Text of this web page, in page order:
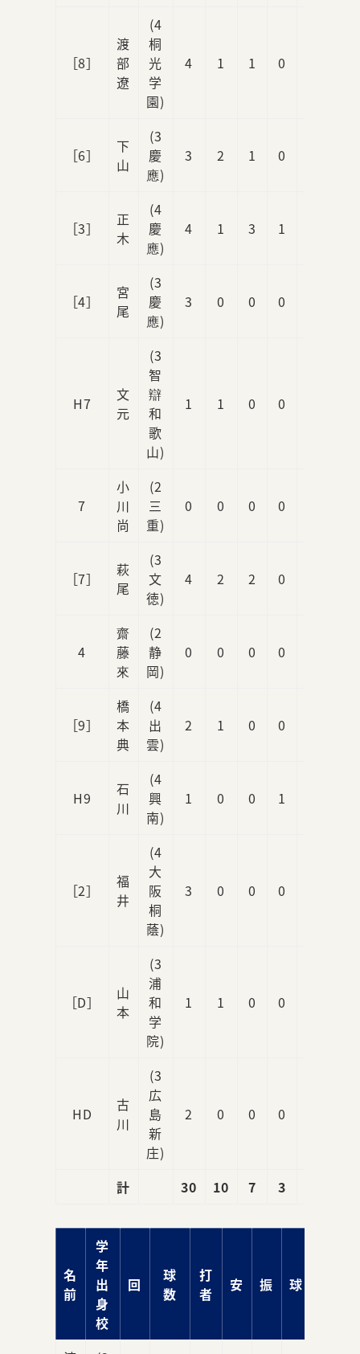
［8］
渡
部
遼
(4
桐
光
学
園)
4 1 1 0
［6］
下
山
(3
慶
應)
3 2 1 0
［3］
正
木
(4
慶
應)
4 1 3 1
［4］
宮
尾
(3
慶
應)
3 0 0 0
H7
文
元
(3
智
辯
和
歌
山)
1 1 0 0
7
小
川
尚
(2
三
重)
0 0 0 0
［7］
萩
尾
(3
文
徳)
4 2 2 0
4
齋
藤
來
(2
静
岡)
0 0 0 0
［9］
橋
本
典
(4
出
雲)
2 1 0 0
H9
石
川
(4
興
南)
1 0 0 1
［2］
福
井
(4
大
阪
桐
蔭)
3 0 0 0
［D］
山
本
(3
浦
和
学
院)
1 1 0 0
HD
古
川
(3
広
島
新
庄)
2 0 0 0
計 30 10 7 3
名
前
学
年
出
身
校
回
球
数
打
者
安 振 球